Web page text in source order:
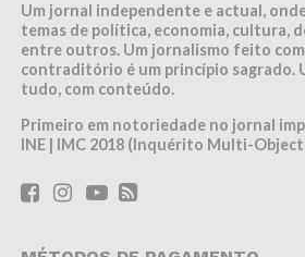
Um jornal independente e actual,
temas de política, economia, cultura,
entre outros. Um jornalismo feito
contraditório é um princípio sagrado.
tudo, com conteúdo.
Primeiro em notoriedade no jornal
INE | IMC 2018 (Inquérito Multi-